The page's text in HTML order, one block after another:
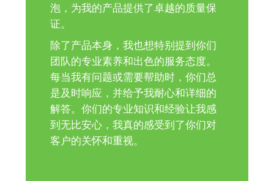
泡，为我的产品提供了卓越的质量保
证。
除了产品本身，我也想特别提到你们
团队的专业素养和出色的服务态度。
每当我有问题或需要帮助时，你们总
是及时响应，并给予我耐心和详细的
解答。你们的专业知识和经验让我感
到无比安心，我真的感受到了你们对
客户的关怀和重视。